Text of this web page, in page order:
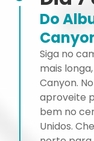
Do
Siga no
mais
Canyon.
aproveite
bem no
Unidos.